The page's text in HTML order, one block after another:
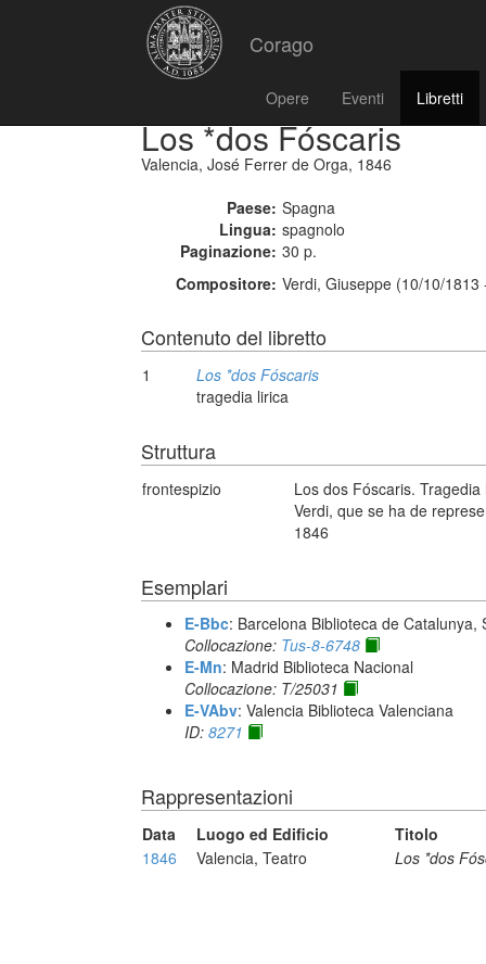
Corago
Opere Eventi Libretti
Los *dos Fóscaris
Valencia, José Ferrer de Orga, 1846
Paese: Spagna
Lingua: spagnolo
Paginazione: 30 p.
Compositore: Verdi, Giuseppe (10/10/
Contenuto del libretto
1
Los *dos Fóscaris
tragedia lirica
Struttura
frontespizio
Los dos Fóscaris.
Verdi, que se ha de
1846
Esemplari
E-Bbc: Barcelona Biblioteca de Catalunya,
Collocazione: Tus-8-6748
E-Mn: Madrid Biblioteca Nacional
Collocazione: T/25031
E-VAbv: Valencia Biblioteca Valenciana
ID: 8271
Rappresentazioni
Data Luogo ed Edificio
Titolo
1846
Valencia, Teatro Los *dos